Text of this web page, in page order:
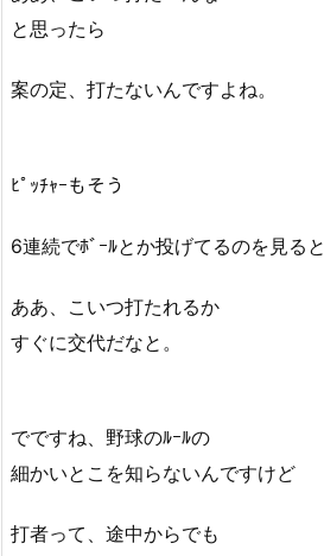
と思ったら
案の定、打たないんですよね。
ﾋﾟｯﾁｬｰもそう
6連続でﾎﾞｰﾙとか投げてるのを見ると
ああ、こいつ打たれるか
すぐに交代だなと。
でですね、野球のﾙｰﾙの
細かいとこを知らないんですけど
打者って、途中からでも